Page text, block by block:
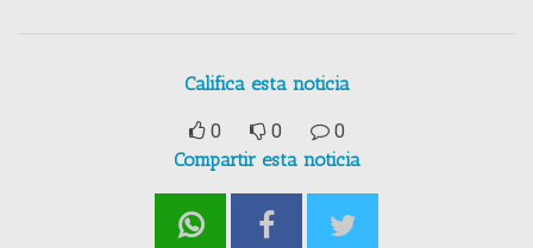
Califica esta noticia
0 0
0
Compartir esta noticia